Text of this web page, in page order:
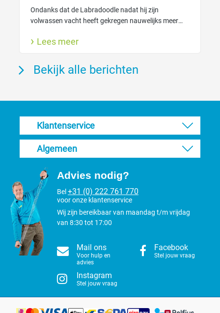
Ondanks dat de Labradoodle nadat hij zijn
volwassen vacht heeft gekregen nauwelijks meer
nodig. Zo houdt je de vacht gezond.
Lees meer
Bekijk alle berichten
Klantenservice
Algemeen
Advies nodig?
Bel +31 (0) 222 761 770
voor onze klantenservice
Wij zijn bereikbaar van maandag t/m vrijdag
van 8:30 tot 17:00
Mail ons
Voor hulp en
advies
Facebook
Stel jouw vraag
Instagram
Stel jouw vraag